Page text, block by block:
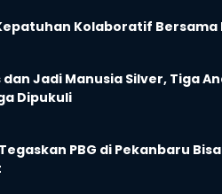
Kolaboratif
Jadi Manusia Silver, Tiga
Dipukuli
PBG di Pekanbaru